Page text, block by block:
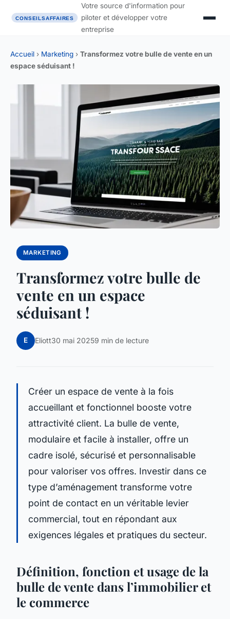
Votre source d'information pour
piloter et développer votre
entreprise
Accueil › Marketing › Transformez votre bulle de vente en un
espace séduisant !
MARKETING
Transformez votre bulle de
vente en un espace
séduisant !
E Eliott30 mai 20259 min de lecture
Créer un espace de vente à la fois
accueillant et fonctionnel booste votre
attractivité client. La bulle de vente,
modulaire et facile à installer, offre un
cadre isolé, sécurisé et personnalisable
pour valoriser vos offres. Investir dans ce
type d’aménagement transforme votre
point de contact en un véritable levier
commercial, tout en répondant aux
exigences légales et pratiques du secteur.
Définition, fonction et usage de la
bulle de vente dans l’immobilier et
le commerce